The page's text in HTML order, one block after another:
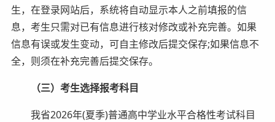
生，在登录网站后，系统将自动显示本人之前填报的信
息，考生只需对已有信息进行核对修改或补充完善。如果
信息有误或发生变动，可自主修改后提交保存;如果信息不
全，则须在补充完善后提交保存。
（三）考生选择报考科目
我省2026年(夏季)普通高中学业水平合格性考试科目